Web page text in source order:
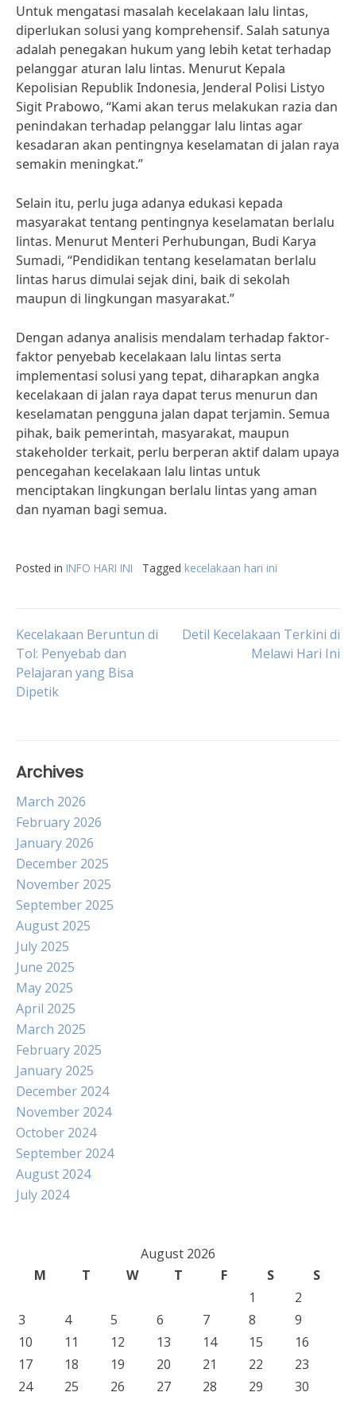
Untuk mengatasi masalah kecelakaan lalu lintas,
diperlukan solusi yang komprehensif. Salah satunya
adalah penegakan hukum yang lebih ketat terhadap
pelanggar aturan lalu lintas. Menurut Kepala
Kepolisian Republik Indonesia, Jenderal Polisi Listyo
Sigit Prabowo, “Kami akan terus melakukan razia dan
penindakan terhadap pelanggar lalu lintas agar
kesadaran akan pentingnya keselamatan di jalan raya
semakin meningkat.”
Selain itu, perlu juga adanya edukasi kepada
masyarakat tentang pentingnya keselamatan berlalu
lintas. Menurut Menteri Perhubungan, Budi Karya
Sumadi, “Pendidikan tentang keselamatan berlalu
lintas harus dimulai sejak dini, baik di sekolah
maupun di lingkungan masyarakat.”
Dengan adanya analisis mendalam terhadap faktor-
faktor penyebab kecelakaan lalu lintas serta
implementasi solusi yang tepat, diharapkan angka
kecelakaan di jalan raya dapat terus menurun dan
keselamatan pengguna jalan dapat terjamin. Semua
pihak, baik pemerintah, masyarakat, maupun
stakeholder terkait, perlu berperan aktif dalam upaya
pencegahan kecelakaan lalu lintas untuk
menciptakan lingkungan berlalu lintas yang aman
dan nyaman bagi semua.
Posted in INFO HARI INI Tagged kecelakaan hari ini
Post
navigation
Kecelakaan Beruntun di
Tol: Penyebab dan
Pelajaran yang Bisa
Dipetik
Detil Kecelakaan Terkini di
Melawi Hari Ini
Archives
March 2026
February 2026
January 2026
December 2025
November 2025
September 2025
August 2025
July 2025
June 2025
May 2025
April 2025
March 2025
February 2025
January 2025
December 2024
November 2024
October 2024
September 2024
August 2024
July 2024
August 2026
M
T W T F S
S
1
2
3
4 5 6 7 8
9
10
11 12 13 14 15
16
17
18 19 20 21 22
23
24
25 26 27 28 29
30